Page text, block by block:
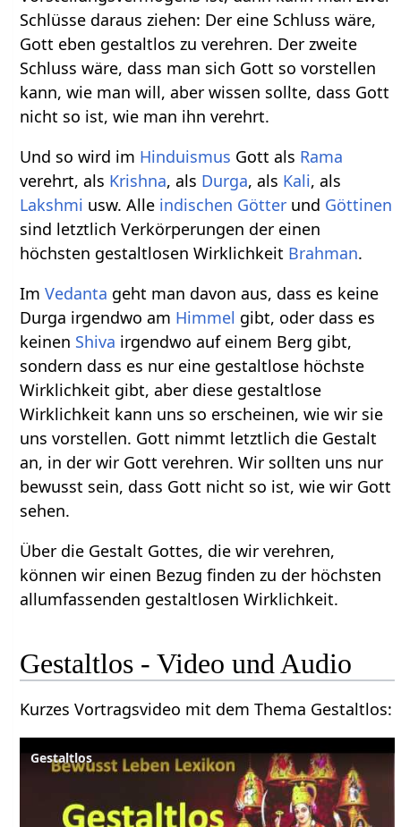
Schlüsse daraus ziehen: Der eine Schluss wäre,
Gott eben gestaltlos zu verehren. Der zweite
Schluss wäre, dass man sich Gott so vorstellen
kann, wie man will, aber wissen sollte, dass Gott
nicht so ist, wie man ihn verehrt.
Und so wird im Hinduismus Gott als Rama
verehrt, als Krishna, als Durga, als Kali, als
Lakshmi usw. Alle indischen Götter und Göttinen
sind letztlich Verkörperungen der einen
höchsten gestaltlosen Wirklichkeit Brahman.
ImVedanta geht man davon aus, dass es keine
Durga irgendwo am Himmel gibt, oder dass es
keinen Shiva irgendwo auf einem Berg gibt,
sondern dass es nur eine gestaltlose höchste
Wirklichkeit gibt, aber diese gestaltlose
Wirklichkeit kann uns so erscheinen, wie wir sie
uns vorstellen. Gott nimmt letztlich die Gestalt
an, in der wir Gott verehren. Wir sollten uns nur
bewusst sein, dass Gott nicht so ist, wie wir Gott
sehen.
Über die Gestalt Gottes, die wir verehren,
können wir einen Bezug finden zu der höchsten
allumfassenden gestaltlosen Wirklichkeit.
Gestaltlos‏‎ - Video und Audio
Kurzes Vortragsvideo mit dem Thema Gestaltlos‏‎:
Gestaltlos